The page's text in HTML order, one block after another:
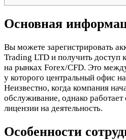
Основная
Вы можете зарегистрировать
Trading LTD и получить доступ
на рынках Forex/CFD. Это
у которого центральный офис
Неизвестно, когда компания
обслуживание, однако работает
лицензии на деятельность.
Особенности